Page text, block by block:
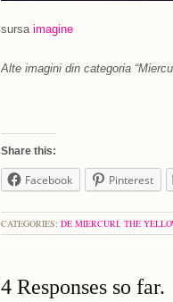
sursa imagine
Alte imagini din categoria
Share this:
Facebook Pinterest
CATEGORIES: DE MIERCURI, THE
4 Responses so far.